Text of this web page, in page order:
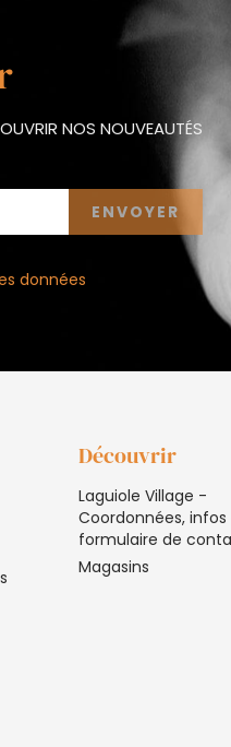
NOS NOUVEAUTÉS
données
Découvrir
Laguiole Village -
Coordonnées, infos
formulaire de
Magasins